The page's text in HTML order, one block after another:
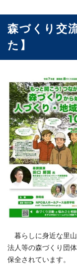
森づくり交
た】
暮らしに身近な里
法人等の森づくり団
保全されています。